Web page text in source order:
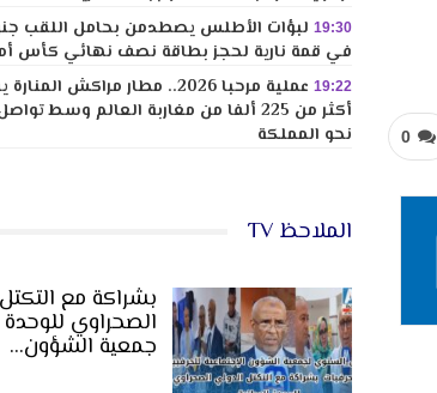
0
19:30 لبؤات الأطلس يصطدمن بحامل اللقب
في قمة نارية لحجز بطاقة نصف نهائي كأس
19:22
عملية مرحبا 2026.. مطار مراكش
أكثر من 225 ألفا من مغاربة العالم وسط
نحو المملكة
الملاحظ TV
بشراكة مع
الصحراوي للوحدة
جمعية الشؤون…